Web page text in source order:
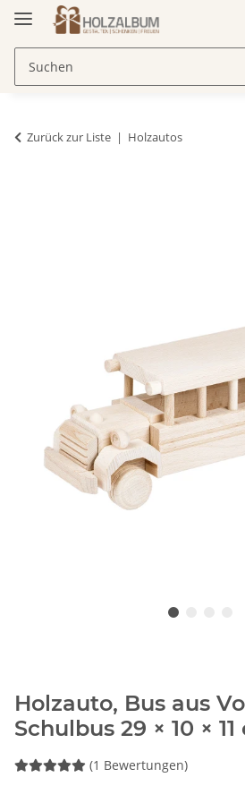
Zurück zur Liste Holzautos
Holzauto, Bus aus
Schulbus 29 × 10 × 11
(1 Bewertungen)